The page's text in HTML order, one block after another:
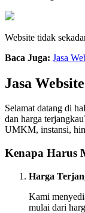
Website tidak
Baca Juga: Jasa
Jasa
Selamat datang di
dan harga
UMKM, instansi,
Kenapa Harus
Harga
Kami
mulai dari